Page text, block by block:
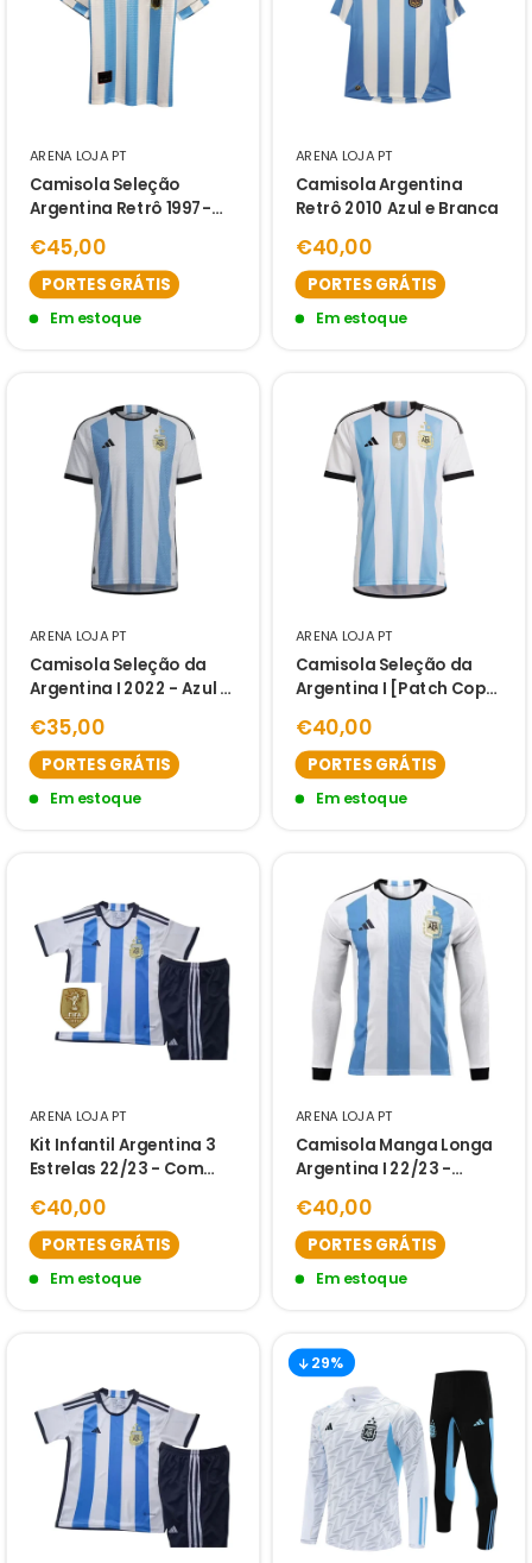
ARENA LOJA PT
Camisola Seleção
Argentina Retrô 1997-
€45,00
PORTES GRÁTIS
Em estoque
ARENA LOJA PT
Camisola Argentina
Retrô 2010 Azul e Branca
€40,00
PORTES GRÁTIS
Em estoque
ARENA LOJA PT
Camisola Seleção da
Argentina I 2022 - Azul e
€35,00
PORTES GRÁTIS
Em estoque
ARENA LOJA PT
Camisola Seleção da
Argentina I [Patch Copa
Branca
€40,00
PORTES GRÁTIS
Em estoque
ARENA LOJA PT
Kit Infantil Argentina 3
Estrelas 22/23 - Com
Copa do Mundo
€40,00
PORTES GRÁTIS
Em estoque
ARENA LOJA PT
Camisola Manga Longa
Argentina I 22/23 -
€40,00
PORTES GRÁTIS
Em estoque
29%